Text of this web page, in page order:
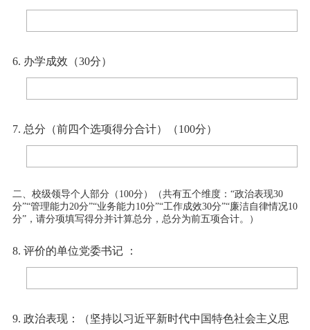
6. 办学成效（30分）
7. 总分（前四个选项得分合计）（100分）
二、校级领导个人部分（100分）（共有五个维度：“政治表现30
分”“管理能力20分”“业务能力10分”“工作成效30分”“廉洁自律情况10
分”，请分项填写得分并计算总分，总分为前五项合计。）
8. 评价的单位党委书记 ：
9. 政治表现：（坚持以习近平新时代中国特色社会主义思